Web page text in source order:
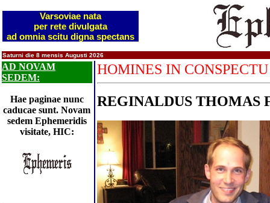
Varsoviae nata
per rete divulgata
ad omnia scitu digna spectans
Saturni die 8 mensis Augusti 2026
AD NOVAM
SEDEM:
Hae paginae nunc
caducae sunt. Novam
sedem Ephemeridis
visitate, HIC:
HOMINES IN CONSPECTU
REGINALDUS THOMAS